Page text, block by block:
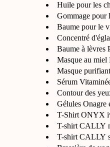
Huile pour les
Gommage pour
Baume pour le
Concentré
Baume à lèvres
Masque au
Masque
Sérum
Contour des
Gélules Onagre
T-Shirt ONYX
T-shirt CALLY
T-shirt CALLY